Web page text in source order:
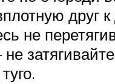
друг к
не
не